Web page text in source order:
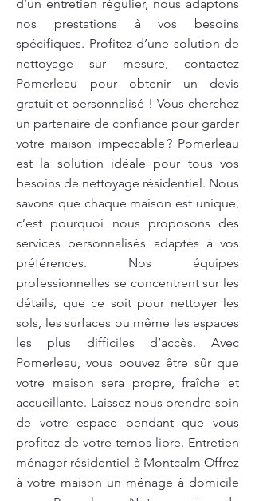
d’un entretien régulier, nous adaptons
nos prestations à vos besoins
spécifiques. Profitez d’une solution de
nettoyage sur mesure, contactez
Pomerleau pour obtenir un devis
gratuit et personnalisé ! Vous cherchez
un partenaire de confiance pour garder
votre maison impeccable ? Pomerleau
est la solution idéale pour tous vos
besoins de nettoyage résidentiel. Nous
savons que chaque maison est unique,
c’est pourquoi nous proposons des
services personnalisés adaptés à vos
préférences. Nos équipes
professionnelles se concentrent sur les
détails, que ce soit pour nettoyer les
sols, les surfaces ou même les espaces
les plus difficiles d’accès. Avec
Pomerleau, vous pouvez être sûr que
votre maison sera propre, fraîche et
accueillante. Laissez-nous prendre soin
de votre espace pendant que vous
profitez de votre temps libre. Entretien
ménager résidentiel à Montcalm Offrez
à votre maison un ménage à domicile